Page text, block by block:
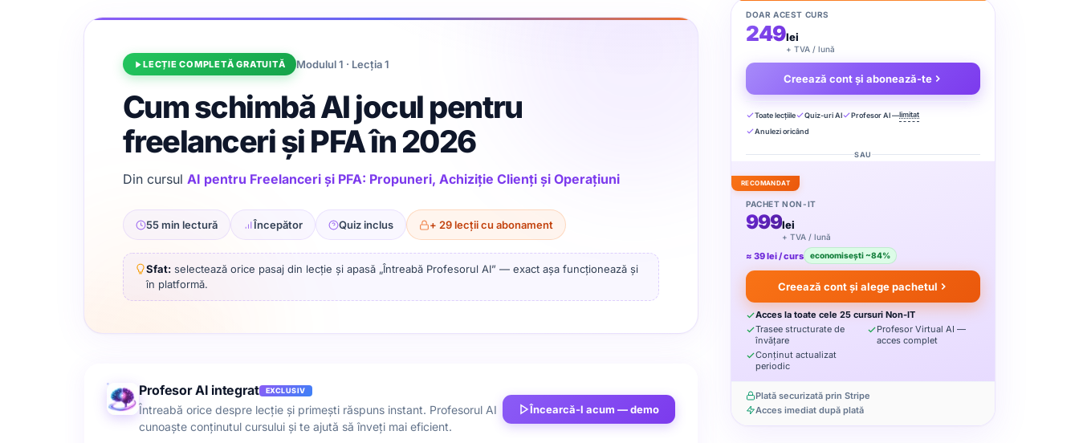
Salvează și organizează
Bookmarks, notițe personale și
retenție maximă
Streaks, obiective săptămânale și
Începe să înveți AI astăzi
Alege planul potrivit și obține acces instant la cursuri premium,
profesor virtual AI, quizuri inteligente și trasee de învățare
Vezi planurile disponibile
Fără angajament pe termen
Anulezi oricând, fără
penalități
Acces instant după
plată
LECȚIE COMPLETĂ GRATUITĂ Modulul 1 · Lecția 1
Cum schimbă AI jocul pentru
freelanceri și PFA în 2026
Din cursul AI pentru Freelanceri și PFA: Propuneri, Achiziție Clienți și Operațiuni
55 min lectură Începător Quiz inclus + 29 lecții cu abonament
Sfat: selectează orice pasaj din lecție și apasă „Întreabă Profesorul AI” — exact așa funcționează și
în platformă.
Profesor AI integrat EXCLUSIV
Întreabă orice despre lecție și primești răspuns instant. Profesorul AI
cunoaște conținutul cursului și te ajută să înveți mai eficient.
Încearcă-l acum — demo
DOAR ACEST CURS
249lei
+ TVA / lună
Creează cont și abonează-te
Toate lecțiile Quiz-uri AI Profesor AI —limitat
Anulezi oricând
SAU
RECOMANDAT
PACHET NON-IT
999lei
+ TVA / lună
≈ 39 lei / curs economisești ~84%
Creează cont și alege pachetul
Acces la toate cele 25 cursuri Non-IT
Trasee structurate de
învățare
Profesor Virtual AI —
acces complet
Conținut actualizat
periodic
Plată securizată prin Stripe
Acces imediat după plată